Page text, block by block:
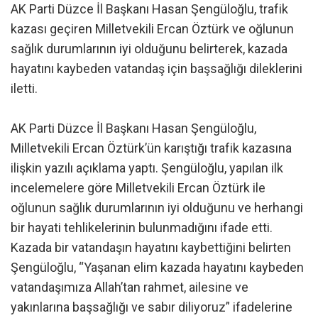
AK Parti Düzce İl Başkanı Hasan Şengüloğlu, trafik
kazası geçiren Milletvekili Ercan Öztürk ve oğlunun
sağlık durumlarının iyi olduğunu belirterek, kazada
hayatını kaybeden vatandaş için başsağlığı dileklerini
iletti.
AK Parti Düzce İl Başkanı Hasan Şengüloğlu,
Milletvekili Ercan Öztürk’ün karıştığı trafik kazasına
ilişkin yazılı açıklama yaptı. Şengüloğlu, yapılan ilk
incelemelere göre Milletvekili Ercan Öztürk ile
oğlunun sağlık durumlarının iyi olduğunu ve herhangi
bir hayati tehlikelerinin bulunmadığını ifade etti.
Kazada bir vatandaşın hayatını kaybettiğini belirten
Şengüloğlu, “Yaşanan elim kazada hayatını kaybeden
vatandaşımıza Allah’tan rahmet, ailesine ve
yakınlarına başsağlığı ve sabır diliyoruz” ifadelerine